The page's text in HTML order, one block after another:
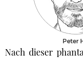
Peter
Nach dieser